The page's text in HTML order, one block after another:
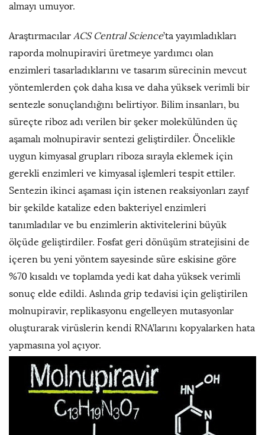
almayı umuyor.
Araştırmacılar ACS Central Science’ta yayımladıkları
raporda molnupiraviri üretmeye yardımcı olan
enzimleri tasarladıklarını ve tasarım sürecinin mevcut
yöntemlerden çok daha kısa ve daha yüksek verimli bir
sentezle sonuçlandığını belirtiyor. Bilim insanları, bu
süreçte riboz adı verilen bir şeker molekülünden üç
aşamalı molnupiravir sentezi geliştirdiler. Öncelikle
uygun kimyasal grupları riboza sırayla eklemek için
gerekli enzimleri ve kimyasal işlemleri tespit ettiler.
Sentezin ikinci aşaması için istenen reaksiyonları zayıf
bir şekilde katalize eden bakteriyel enzimleri
tanımladılar ve bu enzimlerin aktivitelerini büyük
ölçüde geliştirdiler. Fosfat geri dönüşüm stratejisini de
içeren bu yeni yöntem sayesinde süre eskisine göre
%70 kısaldı ve toplamda yedi kat daha yüksek verimli
sonuç elde edildi. Aslında grip tedavisi için geliştirilen
molnupiravir, replikasyonu engelleyen mutasyonlar
oluşturarak virüslerin kendi RNA’larını kopyalarken hata
yapmasına yol açıyor.